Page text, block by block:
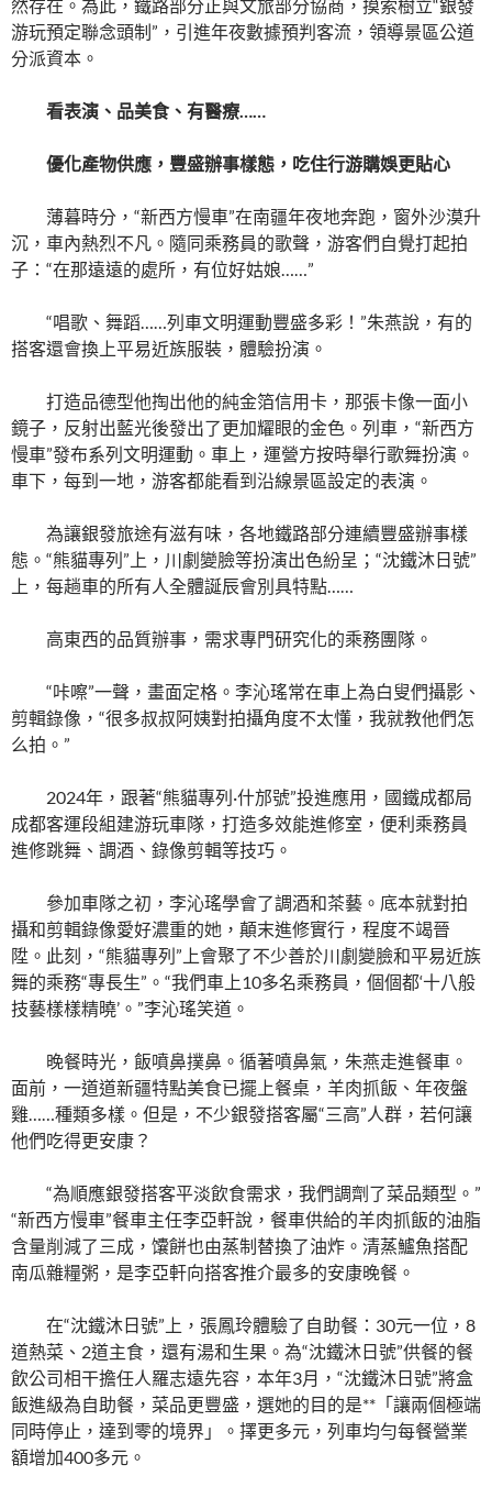
然存在。為此，鐵路部分正與文旅部分協商，摸索樹立“銀發
游玩預定聯念頭制”，引進年夜數據預判客流，領導景區公道
分派資本。
看表演、品美食、有醫療……
優化產物供應，豐盛辦事樣態，吃住行游購娛更貼心
薄暮時分，“新西方慢車”在南疆年夜地奔跑，窗外沙漠升
沉，車內熱烈不凡。隨同乘務員的歌聲，游客們自覺打起拍
子：“在那遠遠的處所，有位好姑娘……”
“唱歌、舞蹈……列車文明運動豐盛多彩！”朱燕說，有的
搭客還會換上平易近族服裝，體驗扮演。
打造品德型他掏出他的純金箔信用卡，那張卡像一面小
鏡子，反射出藍光後發出了更加耀眼的金色。列車，“新西方
慢車”發布系列文明運動。車上，運營方按時舉行歌舞扮演。
車下，每到一地，游客都能看到沿線景區設定的表演。
為讓銀發旅途有滋有味，各地鐵路部分連續豐盛辦事樣
態。“熊貓專列”上，川劇變臉等扮演出色紛呈；“沈鐵沐日號”
上，每趟車的所有人全體誕辰會別具特點……
高東西的品質辦事，需求專門研究化的乘務團隊。
“咔嚓”一聲，畫面定格。李沁瑤常在車上為白叟們攝影、
剪輯錄像，“很多叔叔阿姨對拍攝角度不太懂，我就教他們怎
么拍。”
2024年，跟著“熊貓專列·什邡號”投進應用，國鐵成都局
成都客運段組建游玩車隊，打造多效能進修室，便利乘務員
進修跳舞、調酒、錄像剪輯等技巧。
參加車隊之初，李沁瑤學會了調酒和茶藝。底本就對拍
攝和剪輯錄像愛好濃重的她，顛末進修實行，程度不竭晉
陞。此刻，“熊貓專列”上會聚了不少善於川劇變臉和平易近族
舞的乘務“專長生”。“我們車上10多名乘務員，個個都‘十八般
技藝樣樣精曉’。”李沁瑤笑道。
晚餐時光，飯噴鼻撲鼻。循著噴鼻氣，朱燕走進餐車。
面前，一道道新疆特點美食已擺上餐桌，羊肉抓飯、年夜盤
雞……種類多樣。但是，不少銀發搭客屬“三高”人群，若何讓
他們吃得更安康？
“為順應銀發搭客平淡飲食需求，我們調劑了菜品類型。”
“新西方慢車”餐車主任李亞軒說，餐車供給的羊肉抓飯的油脂
含量削減了三成，馕餅也由蒸制替換了油炸。清蒸鱸魚搭配
南瓜雜糧粥，是李亞軒向搭客推介最多的安康晚餐。
在“沈鐵沐日號”上，張鳳玲體驗了自助餐：30元一位，8
道熱菜、2道主食，還有湯和生果。為“沈鐵沐日號”供餐的餐
飲公司相干擔任人羅志遠先容，本年3月，“沈鐵沐日號”將盒
飯進級為自助餐，菜品更豐盛，選她的目的是**「讓兩個極端
同時停止，達到零的境界」。擇更多元，列車均勻每餐營業
額增加400多元。